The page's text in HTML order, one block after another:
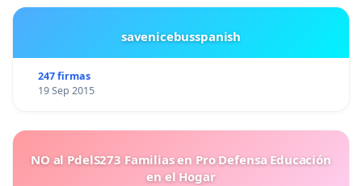
savenicebusspanish
247 firmas
19 Sep 2015
NO al PdelS273 Familias en Pro Defensa Educación
en el Hogar